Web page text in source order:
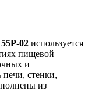
02 используется
пищевой
и
печи, стенки,
из